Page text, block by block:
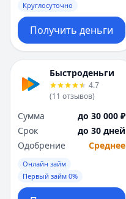
Круглосуточно
Получить деньги
Быстроденьги
4.7
(11 отзывов)
Сумма
до 30 000 ₽
Срок
до 30 дней
Одобрение
Среднее
Онлайн займ
Первый займ 0%